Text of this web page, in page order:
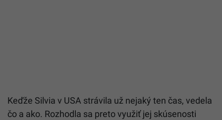
Keďže Silvia v USA strávila už nejaký ten čas, vedela
čo a ako. Rozhodla sa preto využiť jej skúsenosti